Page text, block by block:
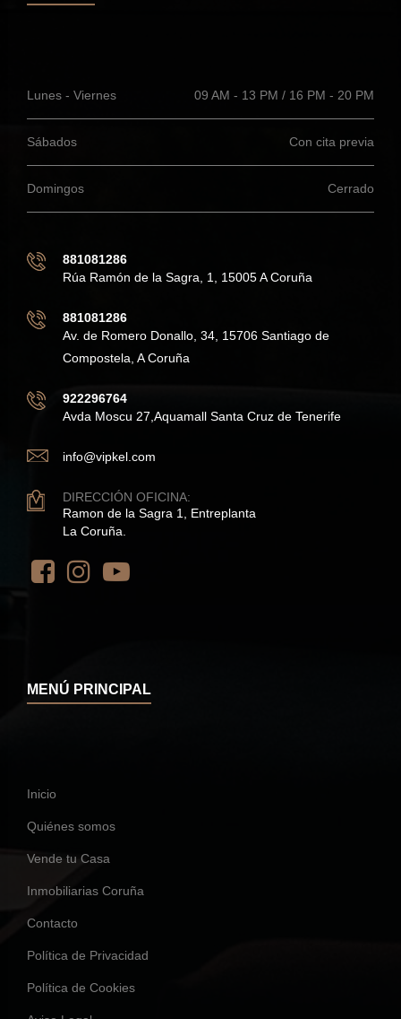
Lunes - Viernes 09 AM - 13 PM / 16 PM - 20 PM
Sábados Con cita previa
Domingos Cerrado
881081286
Rúa Ramón de la Sagra, 1, 15005 A Coruña
881081286
Av. de Romero Donallo, 34, 15706 Santiago de
Compostela, A Coruña
922296764
Avda Moscu 27,Aquamall Santa Cruz de Tenerife
info@vipkel.com
DIRECCIÓN OFICINA:
Ramon de la Sagra 1, Entreplanta
La Coruña.
MENÚ PRINCIPAL
Inicio
Quiénes somos
Vende tu Casa
Inmobiliarias Coruña
Contacto
Política de Privacidad
Política de Cookies